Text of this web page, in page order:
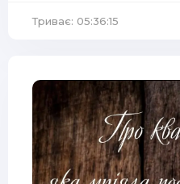
Триває: 05:36:15